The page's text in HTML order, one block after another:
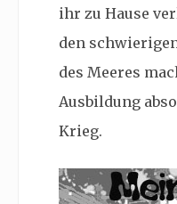
ihr zu Hause
den
des Meeres
Ausbildung
Krieg.